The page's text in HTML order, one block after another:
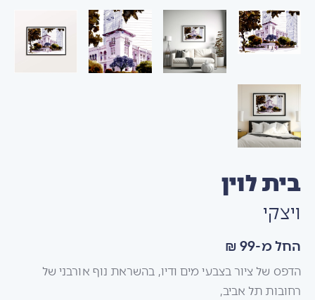
בית לוין
ויצקי
החל מ-99 ₪
הדפס של ציור בצבעי מים ודיו, בהשראת נוף אורבני של
רחובות תל אביב,